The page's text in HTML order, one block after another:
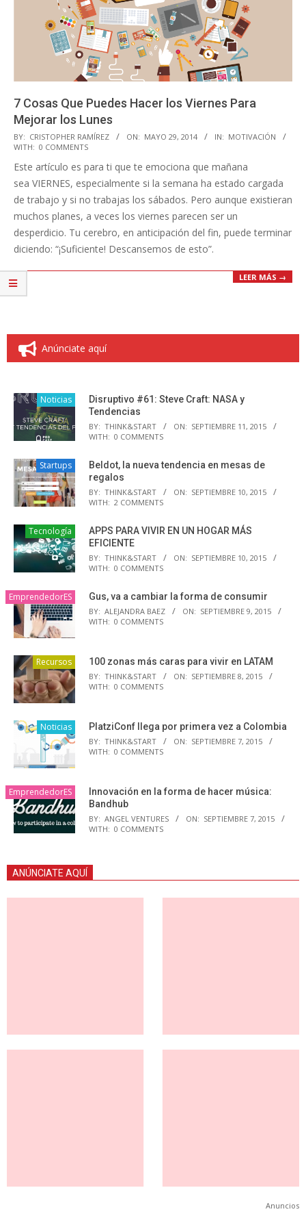
7 Cosas Que Puedes Hacer los Viernes Para
Mejorar los Lunes
2014-
05-
29
BY: CRISTOPHER RAMÍREZ ON: MAYO 29, 2014 IN: MOTIVACIÓN
WITH: 0 COMMENTS
Este artículo es para ti que te emociona que mañana
sea VIERNES, especialmente si la semana ha estado cargada
de trabajo y si no trabajas los sábados. Pero aunque existieran
muchos planes, a veces los viernes parecen ser un
desperdicio. Tu cerebro, en anticipación del fin, puede terminar
diciendo: “¡Suficiente! Descansemos de esto”.
LEER MÁS →
Anúnciate aquí
Noticias
Disruptivo #61: Steve Craft: NASA y
Tendencias
BY: THINK&START ON: SEPTIEMBRE 11, 2015
WITH: 0 COMMENTS
Startups
Beldot, la nueva tendencia en mesas de
regalos
BY: THINK&START ON: SEPTIEMBRE 10, 2015
WITH: 2 COMMENTS
Tecnología
APPS PARA VIVIR EN UN HOGAR MÁS
EFICIENTE
BY: THINK&START ON: SEPTIEMBRE 10, 2015
WITH: 0 COMMENTS
EmprendedorES Gus, va a cambiar la forma de consumir
BY: ALEJANDRA BAEZ ON: SEPTIEMBRE 9, 2015
WITH: 0 COMMENTS
Recursos 100 zonas más caras para vivir en LATAM
BY: THINK&START ON: SEPTIEMBRE 8, 2015
WITH: 0 COMMENTS
Noticias PlatziConf llega por primera vez a Colombia
BY: THINK&START ON: SEPTIEMBRE 7, 2015
WITH: 0 COMMENTS
EmprendedorES
Innovación en la forma de hacer música:
Bandhub
BY: ANGEL VENTURES ON: SEPTIEMBRE 7, 2015
WITH: 0 COMMENTS
ANÚNCIATE AQUÍ
Anuncios